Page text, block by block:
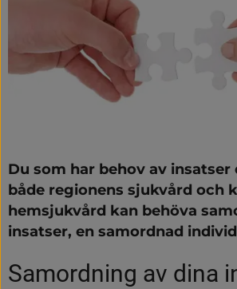
Du som har behov av insatser
både regionens sjukvård och
hemsjukvård kan behöva
insatser, en samordnad
Samordning av dina